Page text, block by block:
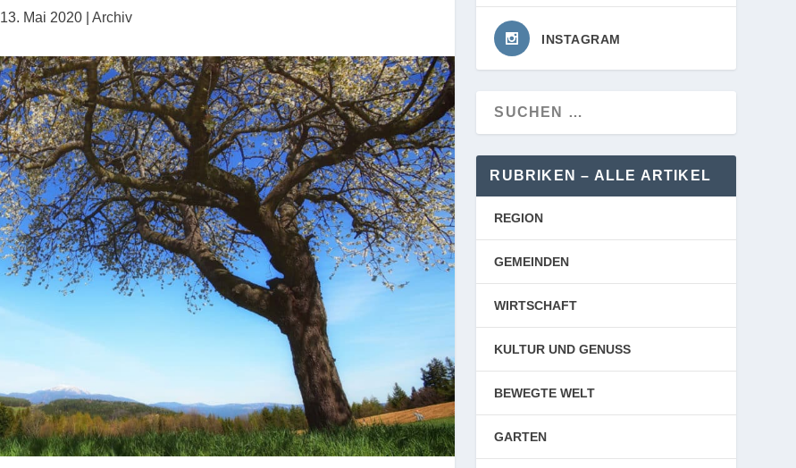
13. Mai 2020 |Archiv
INSTAGRAM
RUBRIKEN – ALLE ARTIKEL
REGION
GEMEINDEN
WIRTSCHAFT
KULTUR UND GENUSS
BEWEGTE WELT
GARTEN